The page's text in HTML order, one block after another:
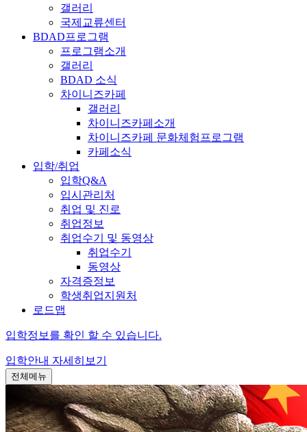
갤러리
국제교류센터
BDAD프로그램
프로그램소개
갤러리
BDAD 소식
차이니즈카페
갤러리
차이니즈카페소개
차이니즈카페 문화체험프로그램
카페소식
입학/취업
입학Q&A
입시관리처
취업 및 진로
취업정보
취업수기 및 동영상
취업수기
동영상
자격증정보
학생취업지원처
로드맵
입학정보를 확인 할 수 있습니다.
입학안내 자세히보기
전체메뉴